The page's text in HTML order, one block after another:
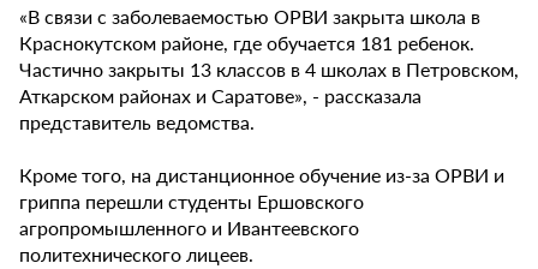
«В связи с заболеваемостью ОРВИ закрыта школа в
Краснокутском районе, где обучается 181 ребенок.
Частично закрыты 13 классов в 4 школах в Петровском,
Аткарском районах и Саратове», - рассказала
представитель ведомства.
Кроме того, на дистанционное обучение из-за ОРВИ и
гриппа перешли студенты Ершовского
агропромышленного и Ивантеевского
политехнического лицеев.